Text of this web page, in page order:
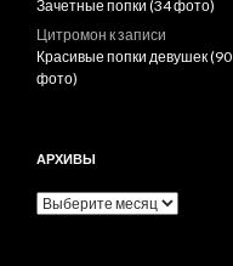
Зачетные попки (34 фото)
Цитромон к записи
Красивые попки девушек (90
фото)
АРХИВЫ
А